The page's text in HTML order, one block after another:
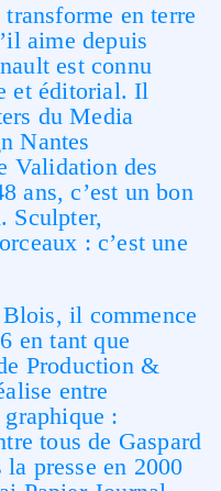
en terre
aime depuis
est connu
et éditorial. Il
du Media
Nantes
Validation des
ans, c’est un bon
Sculpter,
: c’est une
il commence
en tant que
Production &
entre
:
tous de Gaspard
presse en 2000